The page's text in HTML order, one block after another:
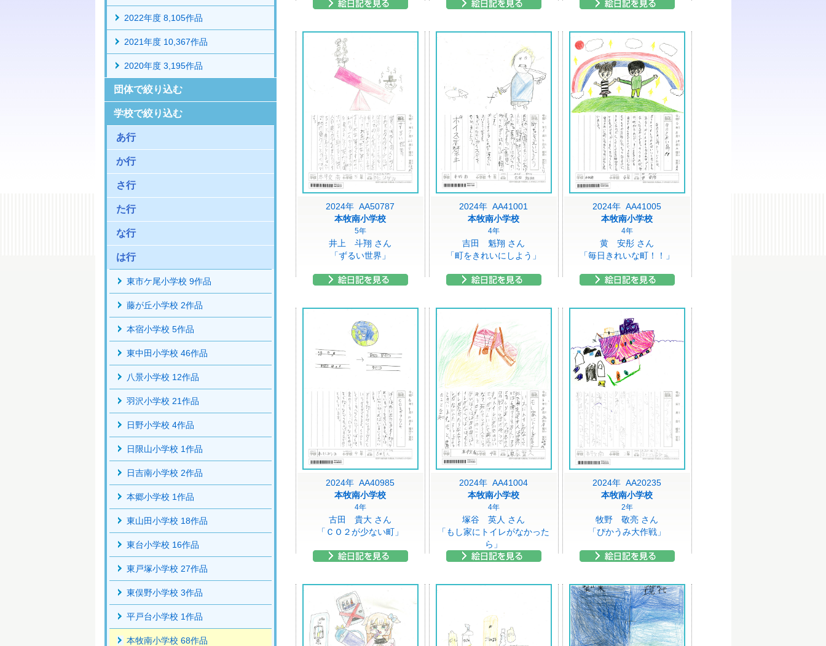
2024年 AA50787
本牧南小学校
5年
井上 斗翔 さん
「ずるい世界」
2024年 AA41001
本牧南小学校
4年
吉田 魁翔 さん
「町をきれいにしよう」
2024年 AA41005
本牧南小学校
4年
黄 安彤 さん
「毎日きれいな町！！」
2024年 AA40985
本牧南小学校
4年
古田 貴大 さん
「ＣＯ２が少ない町」
2024年 AA41004
本牧南小学校
4年
塚谷 英人 さん
「もし家にトイレがなかった
ら」
2024年 AA20235
本牧南小学校
2年
牧野 敬亮 さん
「ぴかうみ大作戦」
2022年度 8,105作品
2021年度 10,367作品
2020年度 3,195作品
団体で絞り込む
学校で絞り込む
あ行
か行
さ行
た行
な行
は行
東市ケ尾小学校 9作品
藤が丘小学校 2作品
本宿小学校 5作品
東中田小学校 46作品
八景小学校 12作品
羽沢小学校 21作品
日野小学校 4作品
日限山小学校 1作品
日吉南小学校 2作品
本郷小学校 1作品
東山田小学校 18作品
東台小学校 16作品
東戸塚小学校 27作品
東俣野小学校 3作品
平戸台小学校 1作品
本牧南小学校 68作品